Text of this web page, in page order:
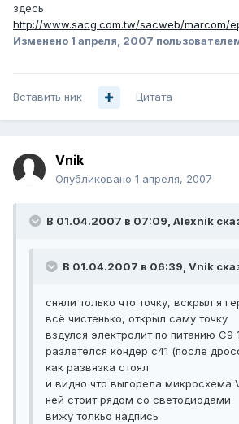
здесь
http://www.sacg.com.tw/sacweb/marcom/
Изменено 1 апреля, 2007
Вставить ник Цитата
Vnik
Опубликовано 1 апреля, 2007
В 01.04.2007 в 07:09, Alexnik
В 01.04.2007 в 06:39, Vnik
сняли только что точку, вскрыл я
всё чистенько, открыл саму точку
вздулся электролит по питанию С9
разлетелся кондёр с41 (после
как развязка стоял
и видно что выгорела микросхема
ней стоит рядом со светодиодами
вижу толкьо надпись